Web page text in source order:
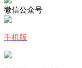
微信公众号
手机版